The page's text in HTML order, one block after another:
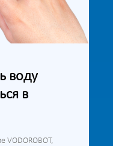
воду
в
VODOROBOT,